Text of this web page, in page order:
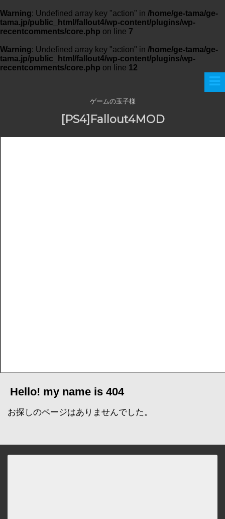
Warning: Undefined array key "action" in /home/ge-tama/ge-
tama.jp/public_html/fallout4/wp-content/plugins/wp-
recentcomments/core.php on line 7
Warning: Undefined array key "action" in /home/ge-tama/ge-
tama.jp/public_html/fallout4/wp-content/plugins/wp-
recentcomments/core.php on line 12
ゲームの玉子様
[PS4]Fallout4MOD
Hello! my name is 404
お探しのページはありませんでした。